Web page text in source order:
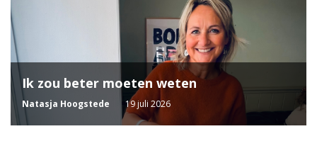
Ik zou beter moeten weten
Natasja Hoogstede 19 juli 2026